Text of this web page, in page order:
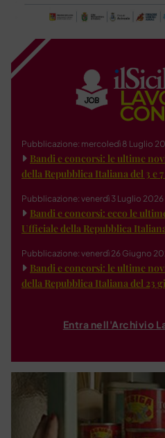
Pubblicazione: mercoledì 8 Luglio
Bandi e concorsi: le ultime
della Repubblica Italiana del 3 e
Pubblicazione: venerdì 3 Luglio 2026
Bandi e concorsi: ecco le
Ufficiale della Repubblica
Pubblicazione: venerdì 26 Giugno
Bandi e concorsi: le ultime
della Repubblica Italiana del 23
Entra nell'Archivio